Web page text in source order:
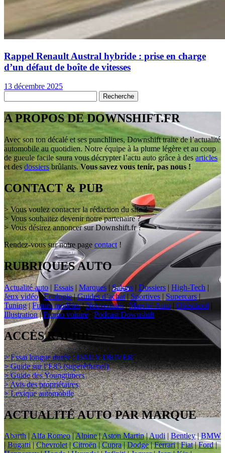
Rappel Renault Austral hybride : prise en charge
d’un défaut de boîte de vitesses
13 décembre 2025
A PROPOS DE DOWNSHIFT.FR
Avec son ton décalé et ses punchlines, Downshift traite de l’actualité
automobile au quotidien. Notre équipe à la plume légère et au coup
de gueule facile saura vous décrypter l’actu auto grâce à des articles
et des dossiers brûlants. Vous savez vous tenir, pas nous !
CONTACT & PUB
> Vous voulez contacter la rédaction du site ?
> Vous souhaitez devenir notre partenaire ?
> Vous désirez annoncer sur Downshift.fr ?
Rendez-vous sur notre page contact !
RUBRIQUES AUTO
Actualité auto | Essais | Marques |Salons | Dossiers | High-Tech |
Jeux vidéo|Ecologie|Guides d’achat | Sportives | Supercars |
Tuning|Futurs modèles|Nouveautés|Marché Auto | Oldschool |
Illustration|Promo voiture Podcast Downshift
ACCÈS RAPIDE
> Essai longue durée : DAILY DRIVER
> Guide sur l’E85 (superéthanol)
> Guide des Youngtimers
> Avis des propriétaires
> Lexique automobile
ACTUALITÉ AUTO PAR MARQUE
Abarth | Alfa Romeo|Alpine|Aston Martin|Audi| Bentley|BMW
| Bugatti|Chevrolet|Citroën |Cupra|Dodge|Ferrari|Fiat|Ford|